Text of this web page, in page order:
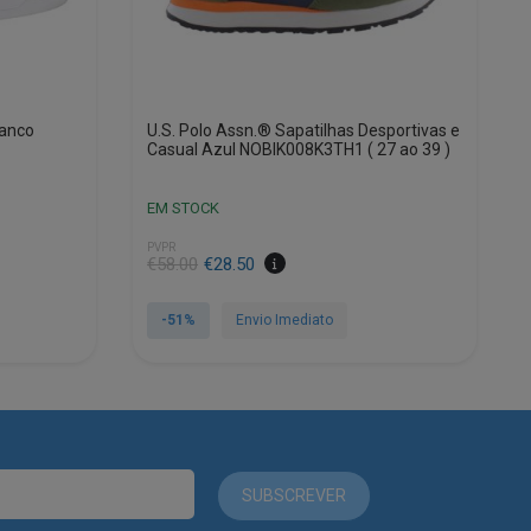
U.S. Polo Assn.® Sapatilhas Desportivas e
Casual Azul NOBIK008K3TH1 ( 27 ao 39 )
EM STOCK
PVPR
€58.00 €28.50
-51% Envio Imediato
SUBSCREVER